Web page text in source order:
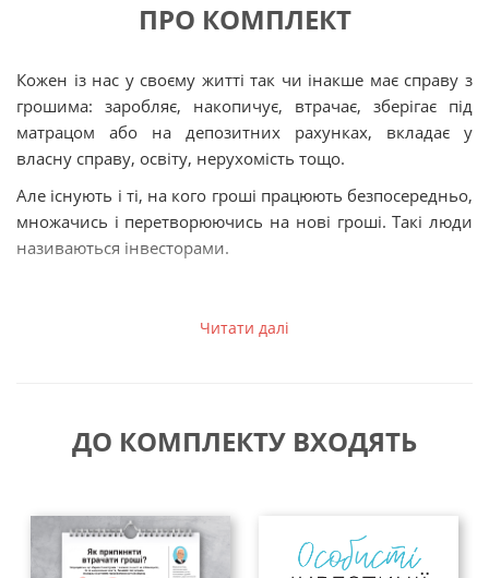
ПРО КОМПЛЕКТ
Кожен із нас у своєму житті так чи інакше має справу з
грошима: заробляє, накопичує, втрачає, зберігає під
матрацом або на депозитних рахунках, вкладає у
власну справу, освіту, нерухомість тощо.
Але існують і ті, на кого гроші працюють безпосередньо,
множачись і перетворюючись на нові гроші. Такі люди
називаються інвесторами.
інвесторами стають одиниці, і цей вид діяльності досі
вважається заняттям для обраних? Причина одна:
інвестицій.
Читати далі
ДО КОМПЛЕКТУ ВХОДЯТЬ